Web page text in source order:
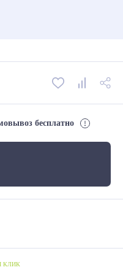
бесплатно
КЛИК